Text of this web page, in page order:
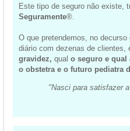
Este tipo de seguro não existe,
Seguramente®.
O que pretendemos, no
diário com dezenas de clientes,
gravidez, qual o seguro e qual
o obstetra e o futuro pediatra
"Nasci para satisfazer